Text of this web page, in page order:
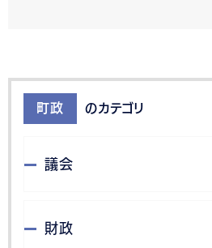
町政 のカテゴリ
議会
財政